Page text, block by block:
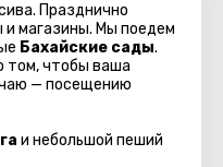
Празднично
магазины. Мы поедем
Бахайские сады.
том, чтобы ваша
— посещению
и небольшой пеший